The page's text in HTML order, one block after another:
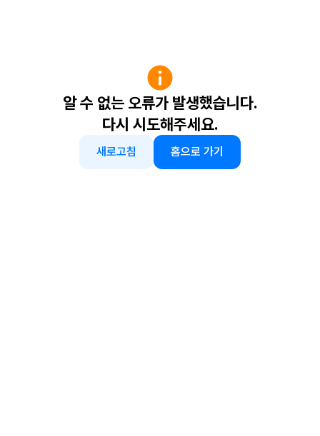
알 수 없는 오류가 발생했습니다.
다시 시도해주세요.
새로고침 홈으로 가기